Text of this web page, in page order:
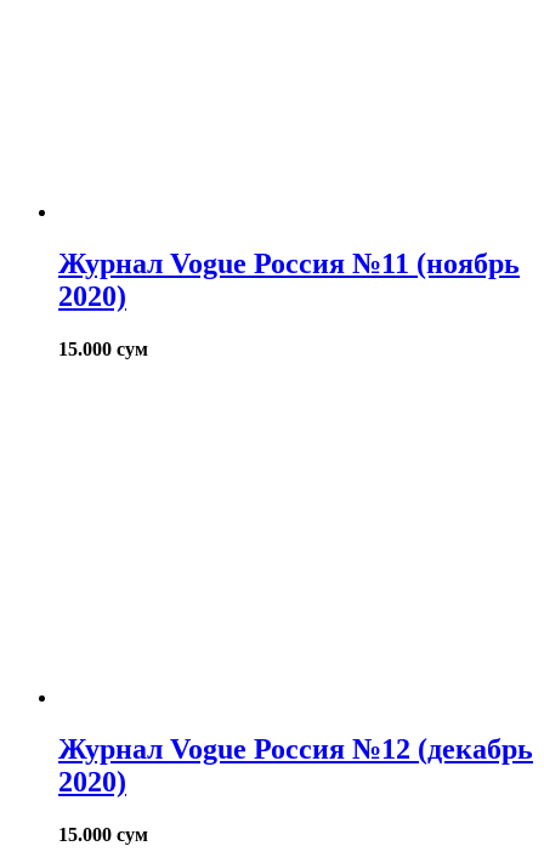
Журнал Vogue Россия №11 (ноябрь
2020)
15.000 сум
Журнал Vogue Россия №12 (декабрь
2020)
15.000 сум